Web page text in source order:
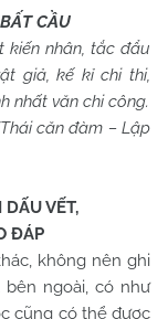
CẦU
nhân, tắc đẩu
giả, kế kỉ chi thi,
nhất văn chi công.
– Lập
VẾT,
ĐÁP
không nên ghi
ngoài, có như
cũng có thể được